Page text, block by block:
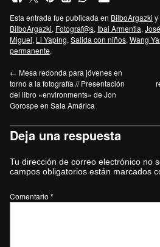
Esta entrada fue publicada en BilboArgazki y
BilboArgazki, Fotograf@s, Ibai Armentia,
Miguel, Li Yaping, Salida con niños, Wang
permanente.
← Mesa redonda para jóvenes en
torno a la fotografía // Presentación
del libro «environments» de Jon
Gorospe en Sala Amárica
Deja una respuesta
Tu dirección de correo electrónico no
campos obligatorios están marcados
Comentario *